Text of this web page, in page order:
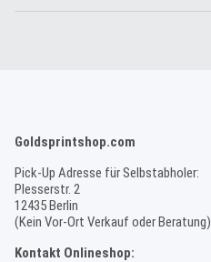
Goldsprintshop.com
Pick-Up Adresse für Selbstabholer:
Plesserstr. 2
12435 Berlin
(Kein Vor-Ort Verkauf oder Beratung)
Kontakt Onlineshop: